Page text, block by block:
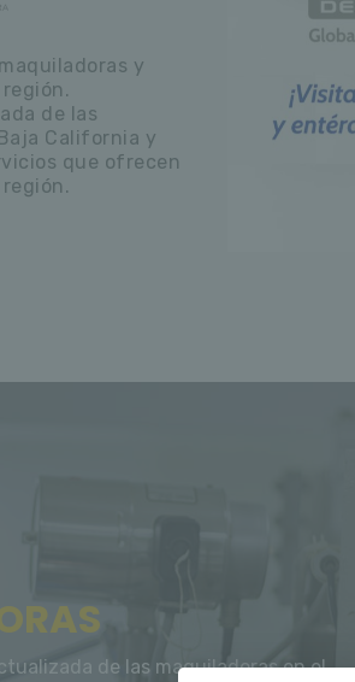
y
de las
California y
que ofrecen
de las maquiladoras en el